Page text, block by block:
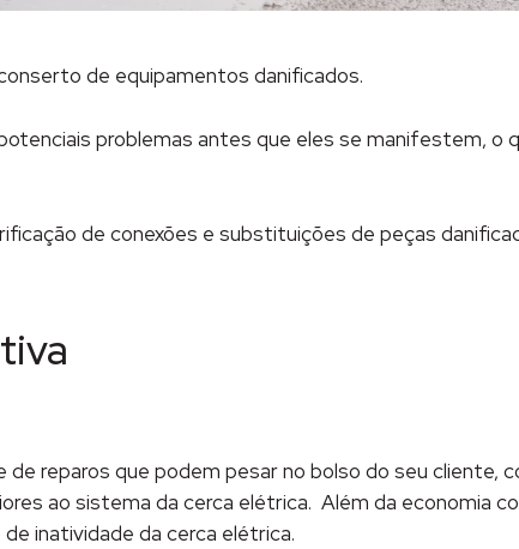
de equipamentos danificados.
problemas antes que eles se manifestem, o
de conexões e substituições de peças
reparos que podem pesar no bolso do seu cliente,
ao sistema da cerca elétrica. Além da economia
inatividade da cerca elétrica.